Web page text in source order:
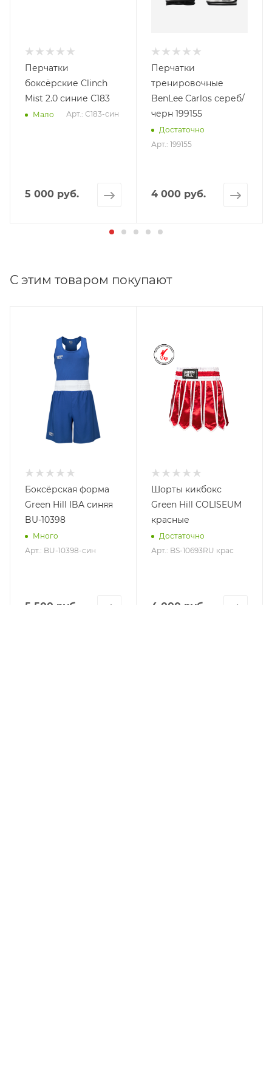
Перчатки
боксёрские Clinch
Mist 2.0 синие С183
Мало Арт.: С183-син
5 000 руб.
Перчатки
тренировочные
BenLee Carlos сереб/
черн 199155
Достаточно
Арт.: 199155
4 000 руб.
С этим товаром покупают
Боксёрская форма
Green Hill IBA синяя
BU-10398
Много
Арт.: BU-10398-син
5 500 руб.
Шорты кикбокс
Green Hill COLISEUM
красные
Достаточно
Арт.: BS-10693RU крас
4 000 руб.